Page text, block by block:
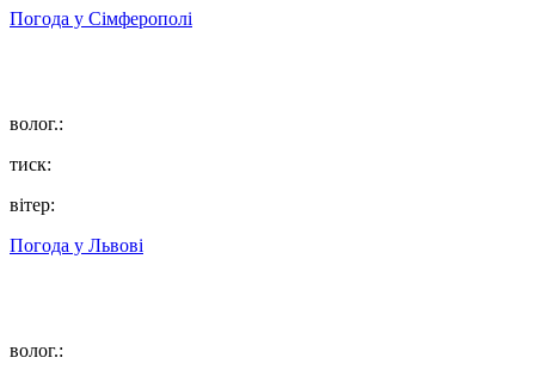
Погода у Сімферополі
волог.:
тиск:
вітер:
Погода у Львові
волог.: